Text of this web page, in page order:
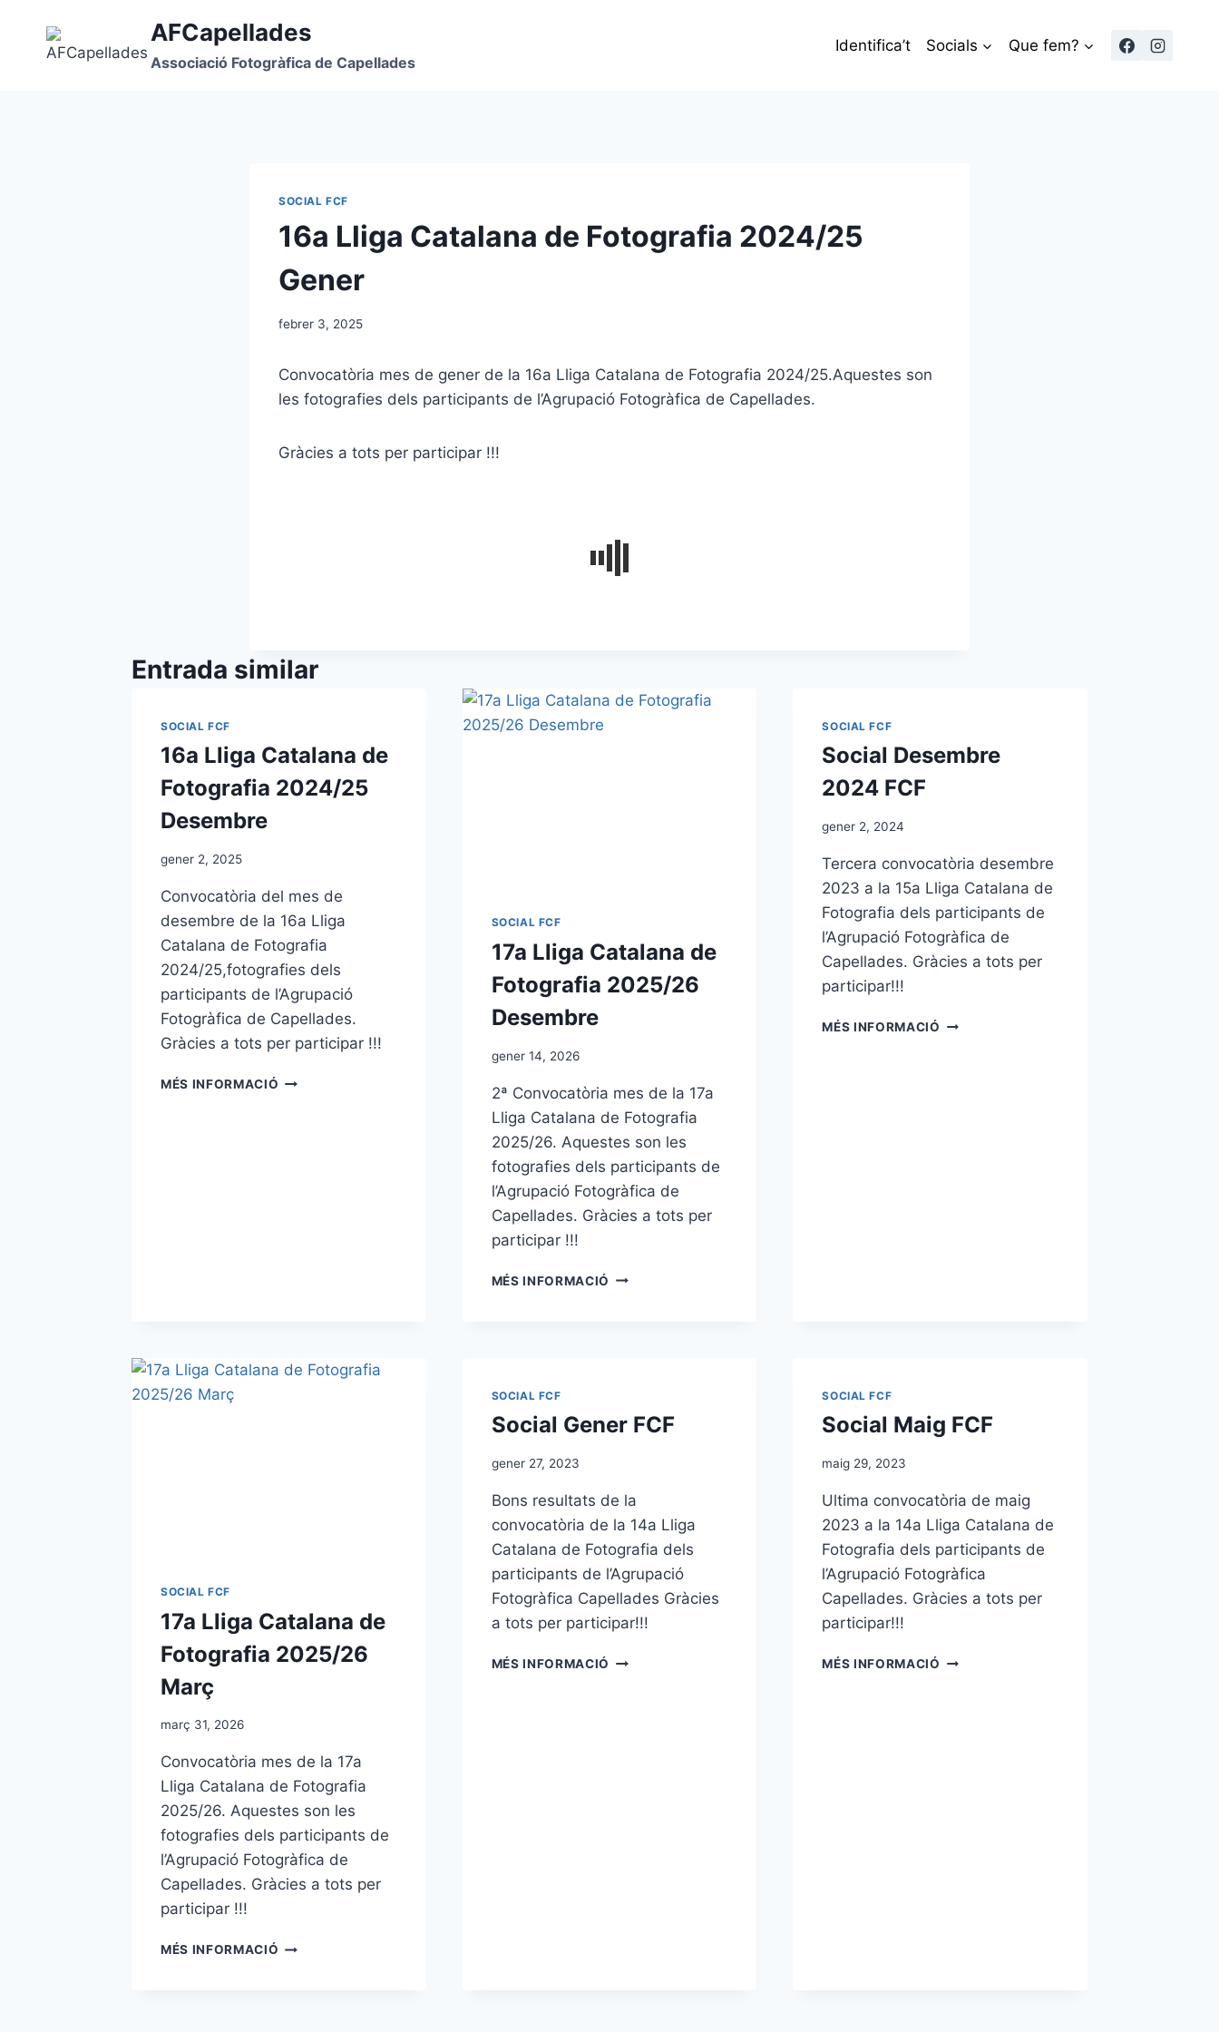
contingut
AFCapellades
Associació Fotogràfica de Capellades
Identifica’t Socials Que fem?
SOCIAL FCF
16a Lliga Catalana de Fotografia 2024/25
Gener
febrer 3, 2025
Convocatòria mes de gener de la 16a Lliga Catalana de Fotografia 2024/25.Aquestes son
les fotografies dels participants de l’Agrupació Fotogràfica de Capellades.
Gràcies a tots per participar !!!
Entrada similar
SOCIAL FCF
16a Lliga Catalana de
Fotografia 2024/25
Desembre
gener 2, 2025
Convocatòria del mes de
desembre de la 16a Lliga
Catalana de Fotografia
2024/25,fotografies dels
participants de l’Agrupació
Fotogràfica de Capellades.
Gràcies a tots per participar !!!
MÉS INFORMACIÓ 16A
SOCIAL FCF
17a Lliga Catalana de
Fotografia 2025/26
Desembre
gener 14, 2026
2ª Convocatòria mes de la 17a
Lliga Catalana de Fotografia
2025/26. Aquestes son les
fotografies dels participants de
l’Agrupació Fotogràfica de
Capellades. Gràcies a tots per
participar !!!
MÉS INFORMACIÓ 17A
SOCIAL FCF
Social Desembre
2024 FCF
gener 2, 2024
Tercera convocatòria desembre
2023 a la 15a Lliga Catalana de
Fotografia dels participants de
l’Agrupació Fotogràfica de
Capellades. Gràcies a tots per
participar!!!
MÉS INFORMACIÓ SOCIAL
SOCIAL FCF
17a Lliga Catalana de
Fotografia 2025/26
Març
març 31, 2026
Convocatòria mes de la 17a
Lliga Catalana de Fotografia
2025/26. Aquestes son les
fotografies dels participants de
l’Agrupació Fotogràfica de
Capellades. Gràcies a tots per
participar !!!
MÉS INFORMACIÓ 17A
SOCIAL FCF
Social Gener FCF
gener 27, 2023
Bons resultats de la
convocatòria de la 14a Lliga
Catalana de Fotografia dels
participants de l’Agrupació
Fotogràfica Capellades Gràcies
a tots per participar!!!
MÉS INFORMACIÓ SOCIAL
SOCIAL FCF
Social Maig FCF
maig 29, 2023
Ultima convocatòria de maig
2023 a la 14a Lliga Catalana de
Fotografia dels participants de
l’Agrupació Fotogràfica
Capellades. Gràcies a tots per
participar!!!
MÉS INFORMACIÓ SOCIAL